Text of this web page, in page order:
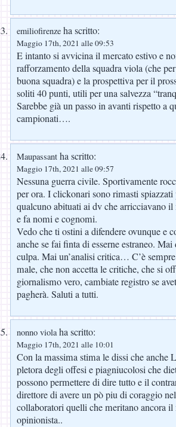
emiliofirenze ha scritto:
Maggio 17th, 2021 alle 09:53
E intanto si avvicina il mercato estivo e
rafforzamento della squadra viola (che
buona squadra) e la prospettiva per il
soliti 40 punti, utili per una salvezza
Sarebbe già un passo in avanti rispetto a
campionati….
Maupassant ha scritto:
Maggio 17th, 2021 alle 09:57
Nessuna guerra civile. Sportivamente
per ora. I clickonari sono rimasti spiazzati
qualcuno abituati ai dv che arricciavano il
e fa nomi e cognomi.
Vedo che ti ostini a difendere ovunque e
anche se fai finta di esserne estraneo.
culpa. Mai un’analisi critica… C’è
male, che non accetta le critiche, che si
giornalismo vero, cambiate registro se
pagherà. Saluti a tutti.
nonno violaha scritto:
Maggio 17th, 2021 alle 10:01
Con la massima stima le dissi che anche
pletora degli offesi e piagniucolosi che
possono permettere di dire tutto e il
direttore di avere un pò piu di coraggio
collaboratori quelli che meritano ancora
opinionista..